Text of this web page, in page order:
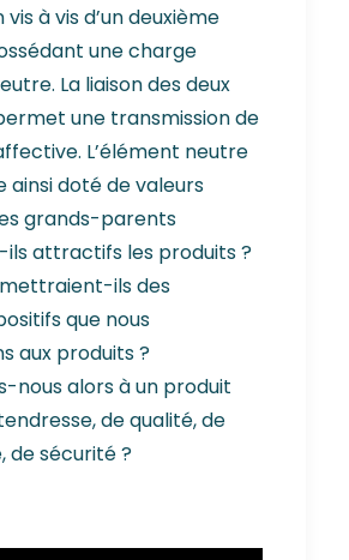
à vis d’un deuxième
une charge
La liaison des deux
une transmission de
L’élément neutre
ainsi doté de valeurs
grands-parents
attractifs les produits ?
ils des
que nous
aux produits ?
nous alors à un produit
de qualité, de
de sécurité ?